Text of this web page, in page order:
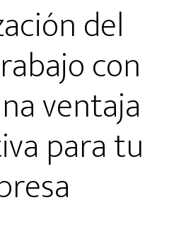
del
con
ventaja
para tu